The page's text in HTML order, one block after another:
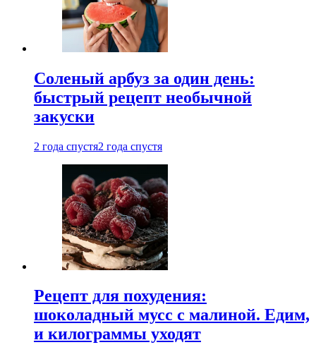
Соленый арбуз за один день:
быстрый рецепт необычной
закуски
2 года спустя2 года спустя
Рецепт для похудения:
шоколадный мусс с малиной. Едим,
и килограммы уходят